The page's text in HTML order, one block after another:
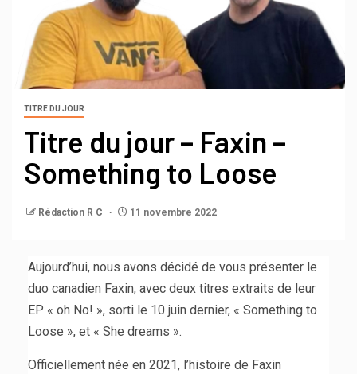
TITRE DU JOUR
Titre du jour – Faxin –
Something to Loose
Rédaction R C 11 novembre 2022
Aujourd’hui, nous avons décidé de vous présenter le
duo canadien Faxin, avec deux titres extraits de leur
EP « oh No! », sorti le 10 juin dernier, « Something to
Loose », et « She dreams ».
Officiellement née en 2021, l’histoire de Faxin